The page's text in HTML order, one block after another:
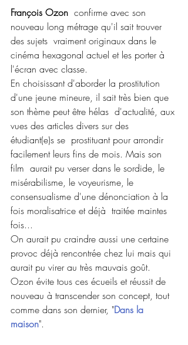
François Ozon
  confirme avec son
nouveau long métrage qu'il sait trouver
des sujets  vraiment originaux dans le
cinéma hexagonal actuel et les porter à
l'écran avec classe.
En choisissant d'aborder la prostitution
d'une jeune mineure, il sait très bien que
son thème peut être hélas  d'actualité, aux
vues des articles divers sur des
étudiant(e)s se  prostituant pour arrondir
facilement leurs fins de mois. Mais son
film  aurait pu verser dans le sordide, le
misérabilisme, le voyeurisme, le
consensualisme d'une dénonciation à la
fois moralisatrice et déjà  traitée maintes
fois...
On aurait pu craindre aussi une certaine
provoc déjà rencontrée chez lui mais qui
aurait pu virer au très mauvais goût.
Ozon évite tous ces écueils et réussit de
nouveau à transcender son concept, tout
comme dans son dernier, "Dans la
maison".